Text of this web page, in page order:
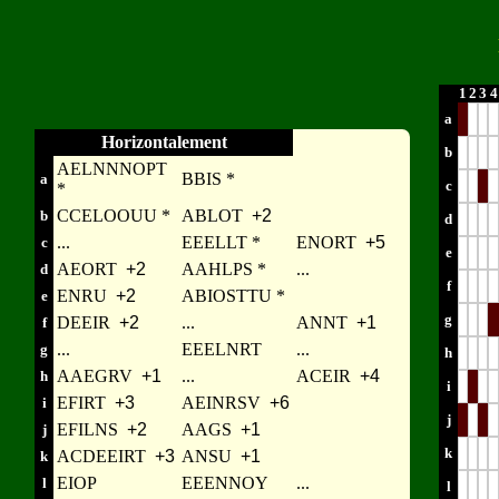
Horizontalement
a
AELNNNOPT
*
BBIS *
b CCELOOUU * ABLOT +2
c ... EEELLT * ENORT +5
d AEORT +2 AAHLPS * ...
e ENRU +2 ABIOSTTU *
f DEEIR +2 ... ANNT +1
g ... EEELNRT ...
h AAEGRV +1 ... ACEIR +4
i EFIRT +3 AEINRSV +6
j EFILNS +2 AAGS +1
k ACDEEIRT +3 ANSU +1
l EIOP EEENNOY ...
1 2 3 4
a
b
c
d
e
f
g
h
i
j
k
l